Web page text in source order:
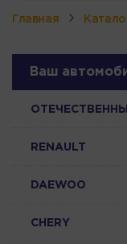
Главная
Ваш
RENAULT
DAEWOO
CHERY